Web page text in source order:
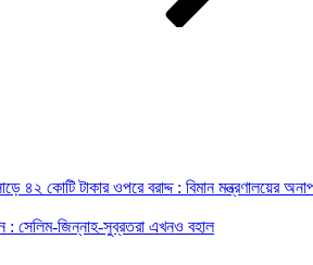
৪২ কোটি টাকার ওপরে বরাদ্দ : বিমান মন্ত্রণালয়ের
: সেলিম-জিন্নাহ-সুব্রতরা এখনও বহাল